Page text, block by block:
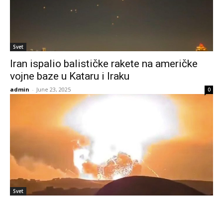
Svet
Iran ispalio balističke rakete na američke
vojne baze u Kataru i Iraku
admin - June 23, 2025 0
Svet